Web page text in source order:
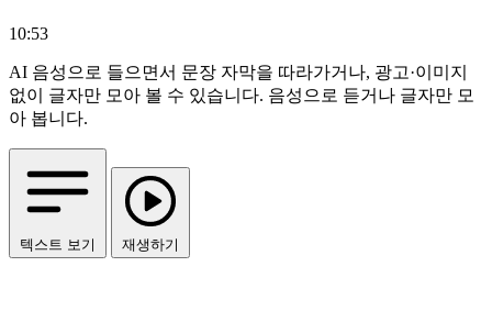
10:53
AI 음성으로 들으면서 문장 자막을 따라가거나, 광고·이미지
없이 글자만 모아 볼 수 있습니다. 음성으로 듣거나 글자만 모
아 봅니다.
텍스트 보기 재생하기